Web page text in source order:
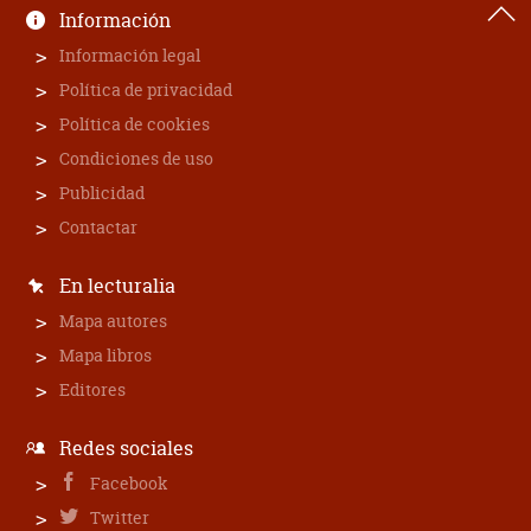
Información
Información legal
Política de privacidad
Política de cookies
Condiciones de uso
Publicidad
Contactar
En lecturalia
Mapa autores
Mapa libros
Editores
Redes sociales
Facebook
Twitter